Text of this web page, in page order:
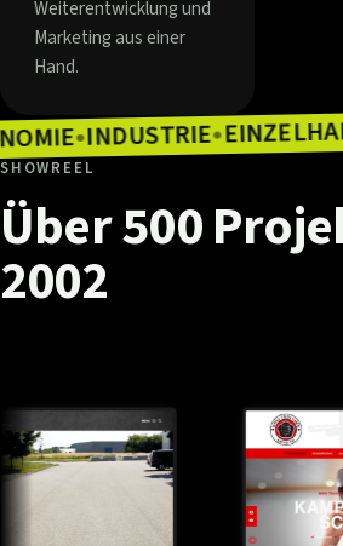
Weiterentwicklung und
Marketing aus einer
Hand.
●INDUSTRIE●
SHOWREEL
Über500
2002